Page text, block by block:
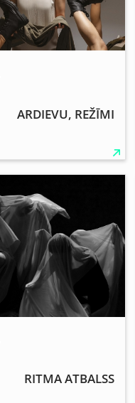
ARDIEVU, REŽĪMI
RITMA ATBALSS